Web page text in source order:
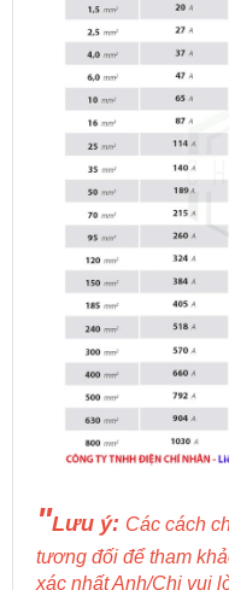
"Lưu ý: Các cách
tương đối để tham
xác nhất Anh/Chị vui